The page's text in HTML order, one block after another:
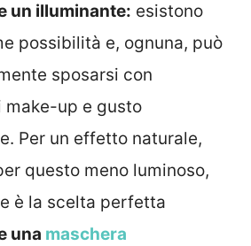
un illuminante: esistono
possibilità e, ognuna, può
sposarsi con
make-up e gusto
Per un effetto naturale,
questo meno luminoso,
è la scelta perfetta
una maschera